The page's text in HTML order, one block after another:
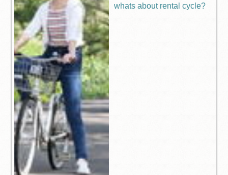
whats about rental cycle?